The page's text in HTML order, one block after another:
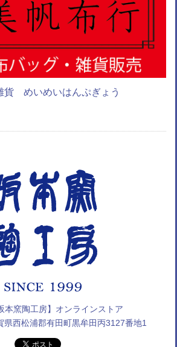
貨 めいめいはんぷぎょう
本窯陶工房】オンラインストア
西松浦郡有田町黒牟田丙3127番地1